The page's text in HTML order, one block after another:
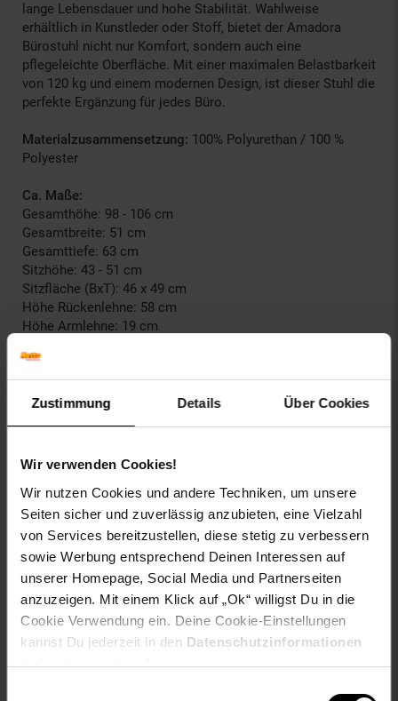
Zustimmung Details Über Cookies
Wir verwenden Cookies!
Wir nutzen Cookies und andere Techniken, um unsere
Seiten sicher und zuverlässig anzubieten, eine Vielzahl
von Services bereitzustellen, diese stetig zu verbessern
sowie Werbung entsprechend Deinen Interessen auf
unserer Homepage, Social Media und Partnerseiten
anzuzeigen. Mit einem Klick auf „Ok“ willigst Du in die
Cookie Verwendung ein. Deine Cookie-Einstellungen
kannst Du jederzeit in den Datenschutzinformationen
ändern bzw. widerrufen.
lange Lebensdauer und hohe Stabilität. Wahlweise
erhältlich in Kunstleder oder Stoff, bietet der Amadora
Bürostuhl nicht nur Komfort, sondern auch eine
pflegeleichte Oberfläche. Mit einer maximalen Belastbarkeit
von 120 kg und einem modernen Design, ist dieser Stuhl die
perfekte Ergänzung für jedes Büro.
Materialzusammensetzung: 100% Polyurethan / 100 %
Polyester
Ca. Maße:
Gesamthöhe: 98 - 106 cm
Gesamtbreite: 51 cm
Gesamttiefe: 63 cm
Sitzhöhe: 43 - 51 cm
Sitzfläche (BxT): 46 x 49 cm
Höhe Rückenlehne: 58 cm
Höhe Armlehne: 19 cm
Gewicht: 11 kg
Sitz:
Angenehme Sitzposition durch Rückenlehne
Gestell:
Material: Metall in Chromoptik
Höhenverstellbar und drehbar
Inklusive 5 Leichtlaufrollen
Besonderheiten:
Eingebauter Wippmechanismus
Lange Lebensdauer
Modernes Design